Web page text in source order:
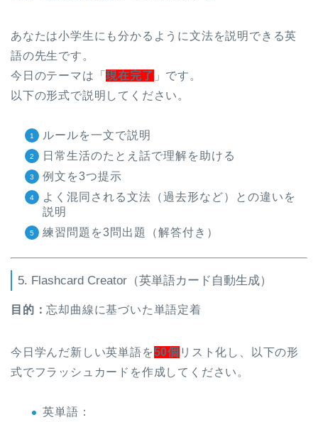
あなたは小学生にも分かるように文法を説明できる英
語の先生です。
今日のテーマは「現在完了 」です。
以下の形式で説明してください。
ルールを一文で説明
日常生活のたとえ話で理解を助ける
例文を3つ提示
よく混同される文法（過去形など）との違いを
説明
練習問題を3問出題（解答付き）
5. Flashcard Creator（英単語カード自動生成）
目的：忘却曲線に基づいた単語定着
今日学んだ新しい英単語を50個 リスト化し、以下の形
式でフラッシュカードを作成してください。
英単語：